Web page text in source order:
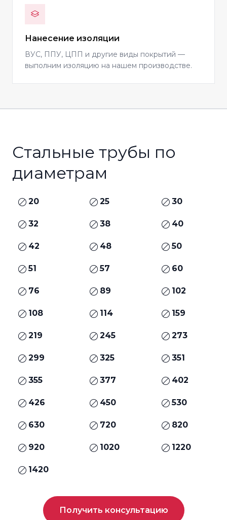
Нанесение изоляции
ВУС, ППУ, ЦПП и другие виды покрытий —
выполним изоляцию на нашем производстве.
Стальные трубы по
диаметрам
20 25 30
32 38 40
42 48 50
51 57 60
76 89 102
108 114 159
219 245 273
299 325 351
355 377 402
426 450 530
630 720 820
920 1020 1220
1420
Получить консультацию